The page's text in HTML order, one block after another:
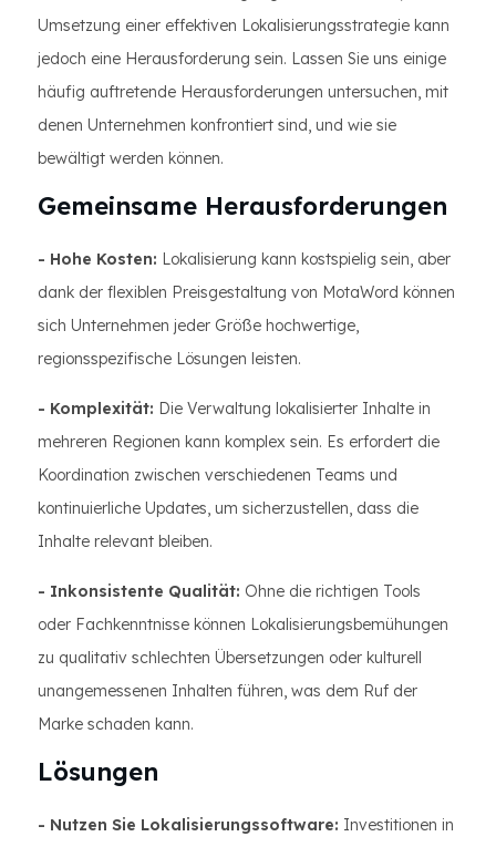
Umsetzung einer effektiven Lokalisierungsstrategie kann
jedoch eine Herausforderung sein. Lassen Sie uns einige
häufig auftretende Herausforderungen untersuchen, mit
denen Unternehmen konfrontiert sind, und wie sie
bewältigt werden können.
Gemeinsame Herausforderungen
- Hohe Kosten: Lokalisierung kann kostspielig sein, aber
dank der flexiblen Preisgestaltung von MotaWord können
sich Unternehmen jeder Größe hochwertige,
regionsspezifische Lösungen leisten.
- Komplexität: Die Verwaltung lokalisierter Inhalte in
mehreren Regionen kann komplex sein. Es erfordert die
Koordination zwischen verschiedenen Teams und
kontinuierliche Updates, um sicherzustellen, dass die
Inhalte relevant bleiben.
- Inkonsistente Qualität: Ohne die richtigen Tools
oder Fachkenntnisse können Lokalisierungsbemühungen
zu qualitativ schlechten Übersetzungen oder kulturell
unangemessenen Inhalten führen, was dem Ruf der
Marke schaden kann.
Lösungen
- Nutzen Sie Lokalisierungssoftware: Investitionen in